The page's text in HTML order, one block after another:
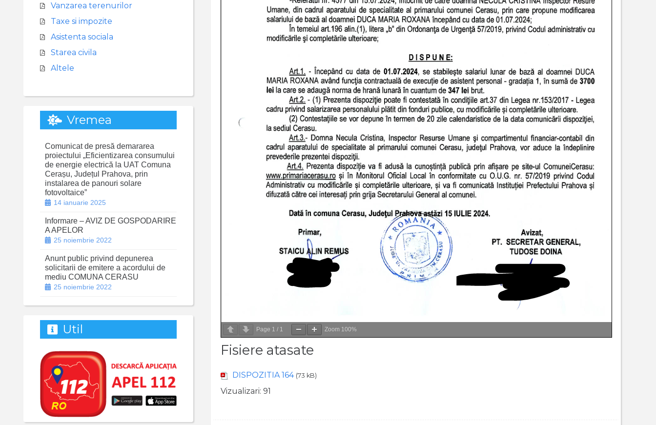
Page 1 / 1 Zoom 100%
Fisiere atasate
DISPOZITIA 164 (73 kB)
Vizualizari: 91
Vanzarea terenurilor
Taxe si impozite
Asistenta sociala
Starea civila
Altele
Vremea
Comunicat de presă demararea
proiectului „Eficientizarea consumului
de energie electrică la UAT Comuna
Cerașu, Județul Prahova, prin
instalarea de panouri solare
fotovoltaice”
14 ianuarie 2025
Informare – AVIZ DE GOSPODARIRE
A APELOR
25 noiembrie 2022
Anunt public privind depunerea
solicitarii de emitere a acordului de
mediu COMUNA CERASU
25 noiembrie 2022
Util